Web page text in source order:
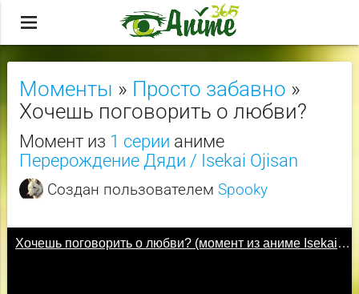
menu
Моменты » Просто забавно »
Хочешь поговорить о любви?
Момент из 1 серии аниме
Перерождение Дяди / Isekai Ojisan
Создан пользователем Spooky